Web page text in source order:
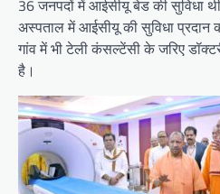
36 जनपदों में आईसीयू बेड की सुविधा
अस्पताल में आईसीयू की सुविधा प्रदान
गांव में भी टेली कंसल्टेंसी के जरिए
है।